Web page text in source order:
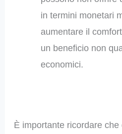
in termini monetari
aumentare il
un beneficio non
economici.
È importante ricordare